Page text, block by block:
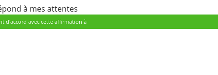
à mes attentes
d'accord avec cette affirmation à